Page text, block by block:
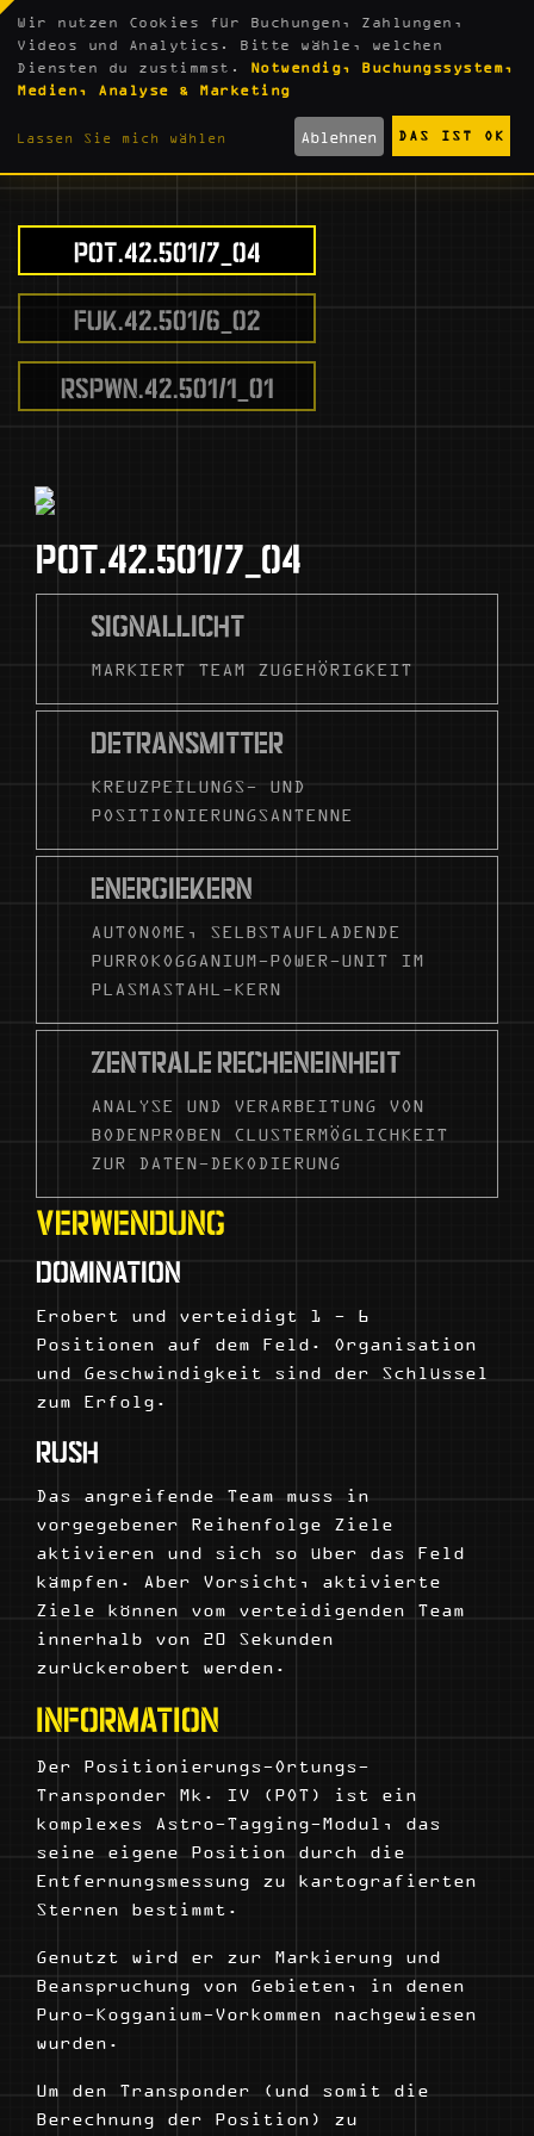
SPIELINHALTE
POT.42.501/7_04
FUK.42.501/6_02
RSPWN.42.501/1_01
POT.42.501/7_04
SIGNALLICHT
MARKIERT TEAM ZUGEHÖRIGKEIT
DETRANSMITTER
KREUZPEILUNGS- UND
POSITIONIERUNGSANTENNE
ENERGIEKERN
AUTONOME, SELBSTAUFLADENDE
PURROKOGGANIUM-POWER-UNIT IM
PLASMASTAHL-KERN
ZENTRALE RECHENEINHEIT
ANALYSE UND VERARBEITUNG VON
BODENPROBEN CLUSTERMÖGLICHKEIT
ZUR DATEN-DEKODIERUNG
VERWENDUNG
DOMINATION
Erobert und verteidigt 1 - 6
Positionen auf dem Feld. Organisation
und Geschwindigkeit sind der Schlüssel
zum Erfolg.
RUSH
Das angreifende Team muss in
vorgegebener Reihenfolge Ziele
aktivieren und sich so über das Feld
kämpfen. Aber Vorsicht, aktivierte
Ziele können vom verteidigenden Team
innerhalb von 20 Sekunden
zurückerobert werden.
INFORMATION
Der Positionierungs-Ortungs-
Transponder Mk. IV (POT) ist ein
komplexes Astro-Tagging-Modul, das
seine eigene Position durch die
Entfernungsmessung zu kartografierten
Sternen bestimmt.
Genutzt wird er zur Markierung und
Beanspruchung von Gebieten, in denen
Puro-Kogganium-Vorkommen nachgewiesen
wurden.
Um den Transponder (und somit die
Berechnung der Position) zu
Wir nutzen Cookies für Buchungen, Zahlungen,
Videos und Analytics. Bitte wähle, welchen
Diensten du zustimmst.
Notwendig, Buchungssystem,
Medien, Analyse & Marketing
Lassen Sie mich wählen Ablehnen DAS IST OK